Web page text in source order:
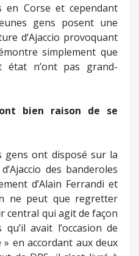
en Corse et cependant
gens posent une
d’Ajaccio provoquant
simplement que
état n’ont pas grand-
bien raison de se
gens ont disposé sur la
des banderoles
d’Alain Ferrandi et
ne peut que regretter
central qui agit de façon
avait l’occasion de
en accordant aux deux